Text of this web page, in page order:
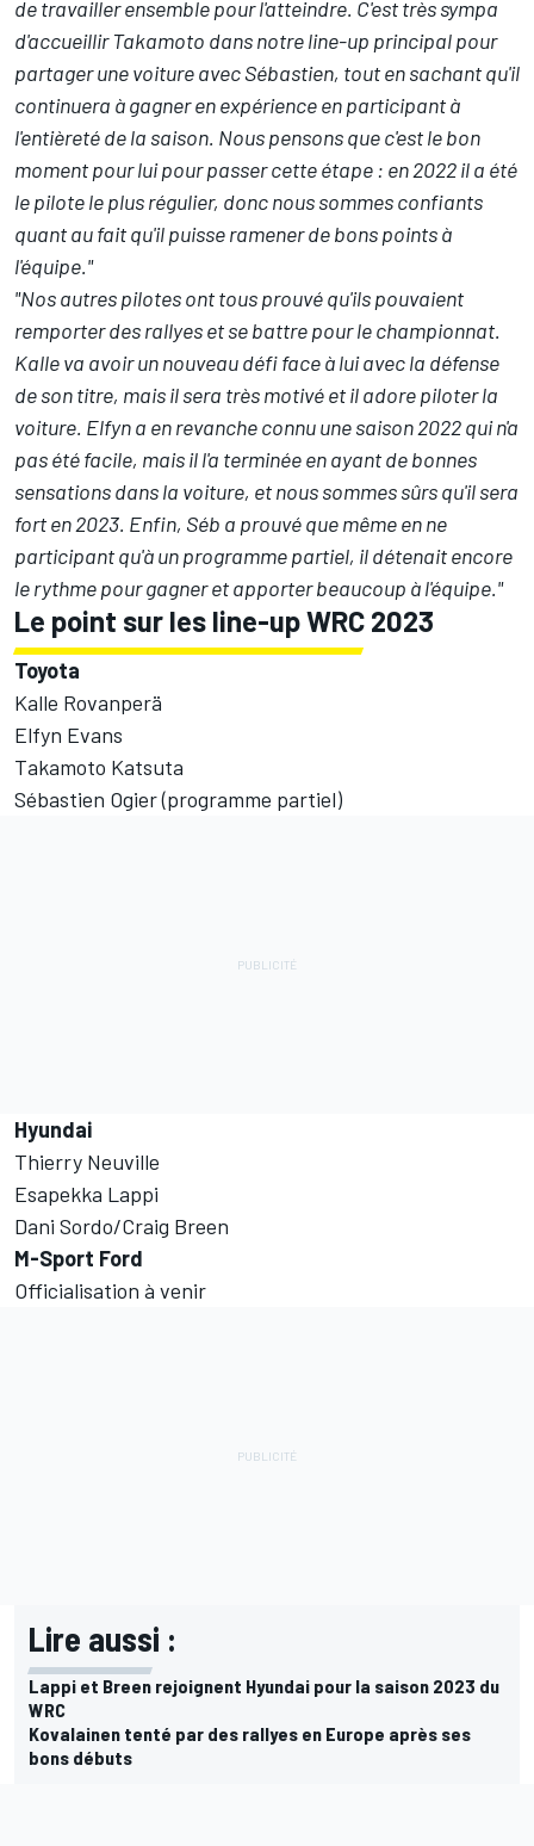
de travailler ensemble pour l'atteindre. C'est très sympa
d'accueillir Takamoto dans notre line-up principal pour
partager une voiture avec Sébastien, tout en sachant qu'il
continuera à gagner en expérience en participant à
l'entièreté de la saison. Nous pensons que c'est le bon
moment pour lui pour passer cette étape : en 2022 il a été
le pilote le plus régulier, donc nous sommes confiants
quant au fait qu'il puisse ramener de bons points à
l'équipe."
"Nos autres pilotes ont tous prouvé qu'ils pouvaient
remporter des rallyes et se battre pour le championnat.
Kalle va avoir un nouveau défi face à lui avec la défense
de son titre, mais il sera très motivé et il adore piloter la
voiture. Elfyn a en revanche connu une saison 2022 qui n'a
pas été facile, mais il l'a terminée en ayant de bonnes
sensations dans la voiture, et nous sommes sûrs qu'il sera
fort en 2023. Enfin, Séb a prouvé que même en ne
participant qu'à un programme partiel, il détenait encore
le rythme pour gagner et apporter beaucoup à l'équipe."
Le point sur les line-up WRC 2023
Toyota
Kalle Rovanperä
Elfyn Evans
Takamoto Katsuta
Sébastien Ogier (programme partiel)
Hyundai
Thierry Neuville
Esapekka Lappi
Dani Sordo/Craig Breen
M-Sport Ford
Officialisation à venir
Lire aussi :
Lappi et Breen rejoignent Hyundai pour la saison 2023 du
WRC
Kovalainen tenté par des rallyes en Europe après ses
bons débuts